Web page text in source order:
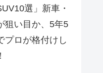
選」新車・
狙い目か、5年5
プロが格付けし